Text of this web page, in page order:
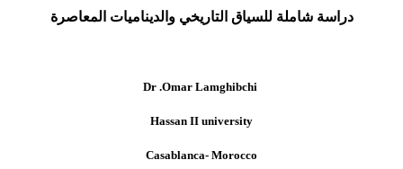
دراسة شاملة للسياق التاريخي والديناميات المعاصرة
Omar Lamghibchi
Hassan II university
Casablanca- Morocco